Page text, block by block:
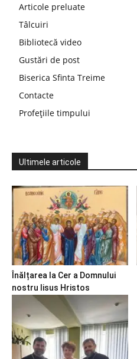
Articole preluate
Tâlcuiri
Bibliotecă video
Gustări de post
Biserica Sfinta Treime
Contacte
Profețiile timpului
Ultimele articole
Înălțarea la Cer a Domnului
nostru Iisus Hristos